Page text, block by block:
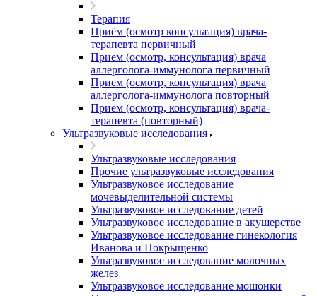
Терапия
Приём (осмотр консультация) врача-
терапевта первичный
Прием (осмотр, консультация) врача
аллерголога-иммунолога первичный
Прием (осмотр, консультация) врача
аллерголога-иммунолога повторный
Приём (осмотр, консультация) врача-
терапевта (повторный)
Ультразвуковые исследования
Ультразвуковые исследования
Прочие ультразвуковые исследования
Ультразвуковое исследование
мочевыделительной системы
Ультразвуковое исследование детей
Ультразвуковое исследование в акушерстве
Ультразвуковое исследование гинекология
Иванова и Покрыщенко
Ультразвуковое исследование молочных
желез
Ультразвуковое исследование мошонки